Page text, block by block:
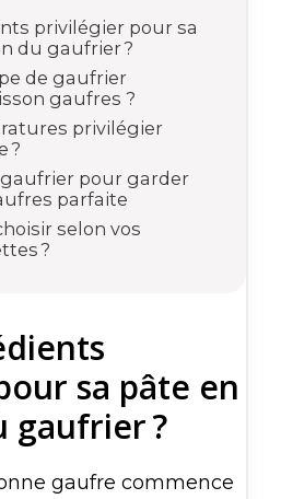
privilégier pour sa
du gaufrier ?
de gaufrier
gaufres ?
privilégier
?
pour garder
parfaite
selon vos
?
sa pâte en
gaufrier ?
gaufre commence